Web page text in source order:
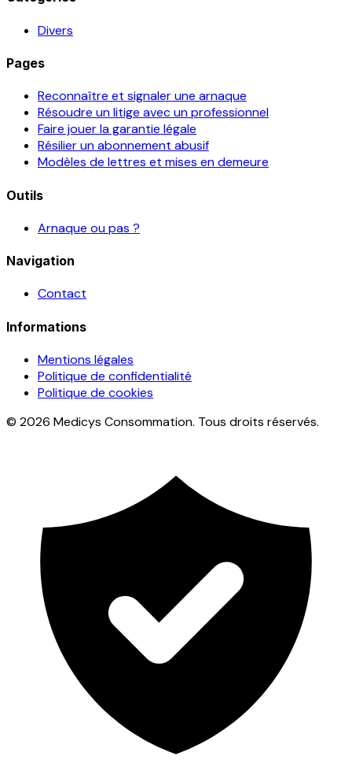
Divers
Pages
Reconnaître et signaler une arnaque
Résoudre un litige avec un professionnel
Faire jouer la garantie légale
Résilier un abonnement abusif
Modèles de lettres et mises en demeure
Outils
Arnaque ou pas ?
Navigation
Contact
Informations
Mentions légales
Politique de confidentialité
Politique de cookies
© 2026 Medicys Consommation. Tous droits réservés.